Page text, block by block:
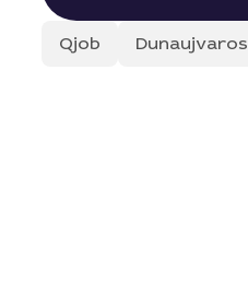
Qjob Dunaujvaros